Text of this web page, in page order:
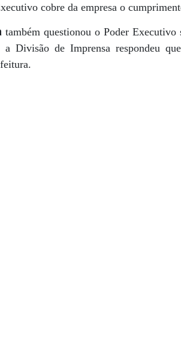
cobre da empresa o
também questionou o Poder
a Divisão de Imprensa respondeu